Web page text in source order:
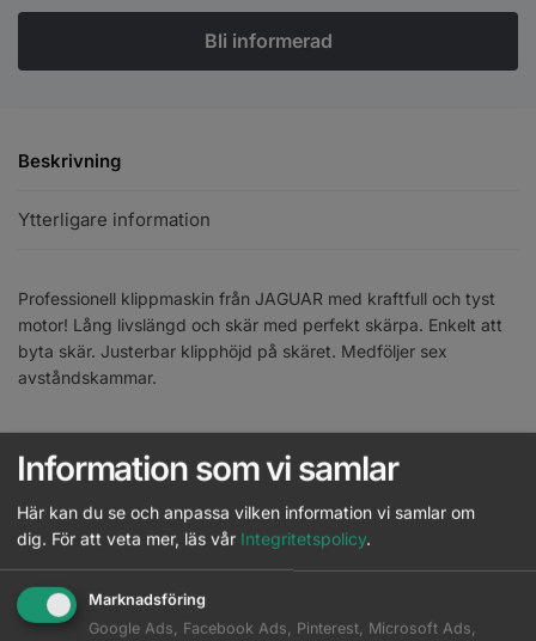
Beskrivning
Ytterligare information
Professionell klippmaskin från JAGUAR med kraftfull och tyst
motor! Lång livslängd och skär med perfekt skärpa. Enkelt att
byta skär. Justerbar klipphöjd på skäret. Medföljer sex
avståndskammar.
Artikelnr: J85610
Kategori:
Klippmaskiner
Brand: Jaguar
Komplettera med
Information som vi samlar
Här kan du se och anpassa vilken information vi samlar om
dig. För att veta mer, läs vår Integritetspolicy.
Marknadsföring
Google Ads, Facebook Ads, Pinterest, Microsoft Ads,